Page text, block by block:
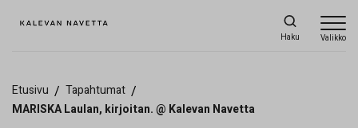
Haku Valikko
Etusivu / Tapahtumat /
MARISKA Laulan, kirjoitan. @ Kalevan Navetta